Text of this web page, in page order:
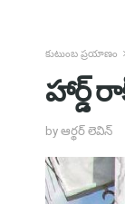
కుటుంబ ప్రయాణం
హార్డ్
by ఆర్థర్ లెవిన్